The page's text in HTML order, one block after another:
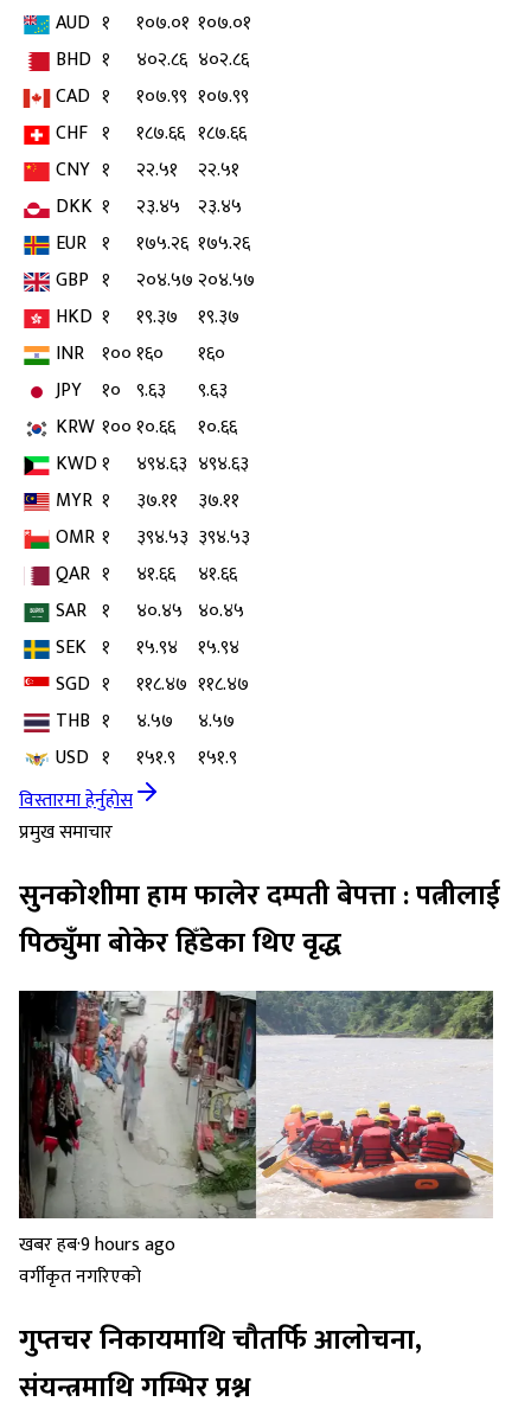
AUD १ १०७.०१ १०७.०१
BHD १ ४०२.८६ ४०२.८६
CAD १ १०७.९९ १०७.९९
CHF १ १८७.६६ १८७.६६
CNY १ २२.५१
२२.५१
DKK १ २३.४५
२३.४५
EUR १ १७५.२६ १७५.२६
GBP १ २०४.५७ २०४.५७
HKD १ १९.३७
१९.३७
INR १००१६०
१६०
JPY
१० ९.६३
९.६३
KRW १००१०.६६
१०.६६
KWD१ ४९४.६३ ४९४.६३
MYR १ ३७.११
३७.११
OMR १ ३९४.५३ ३९४.५३
QAR १ ४१.६६
४१.६६
SAR १ ४०.४५ ४०.४५
SEK १ १५.९४
१५.९४
SGD १ ११८.४७ ११८.४७
THB १ ४.५७
४.५७
USD १ १५१.९
१५१.९
विस्तारमा हेर्नुहोस
प्रमुख समाचार
सुनकोशीमा हाम फालेर दम्पती बेपत्ता : पत्नीलाई
पिठ्युँमा बोकेर हिँडेका थिए वृद्ध
खबर हब·9 hours ago
वर्गीकृत नगरिएको
गुप्तचर निकायमाथि चौतर्फि आलोचना,
संयन्त्रमाथि गम्भिर प्रश्न